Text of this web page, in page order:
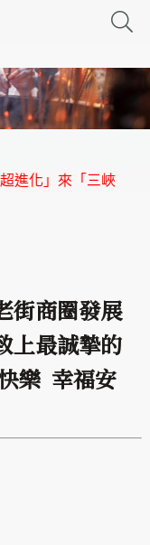
化」來「三峽老街」
街商圈發展
上最誠摯的
樂 幸福安